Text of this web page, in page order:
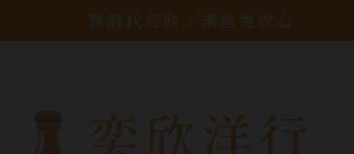
買酒找奕欣，讓您更放心